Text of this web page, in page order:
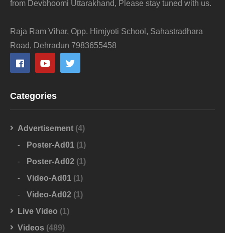
from Devbhoomi Uttarakhand, Please stay tuned with us.
Raja Ram Vihar, Opp. Himjyoti School, Sahastradhara
Road, Dehradun 7983655458
Categories
Advertisement (4)
Poster-Ad01 (1)
Poster-Ad02 (1)
Video-Ad01 (1)
Video-Ad02 (1)
Live Video (1)
Videos (489)